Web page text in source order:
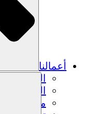
أعمالنا
الزراعة
التعافي من
مياه نظيفة